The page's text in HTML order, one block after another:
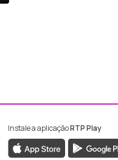
Madeira
RTP Madeira
Instale a aplicaçãoRTP Play